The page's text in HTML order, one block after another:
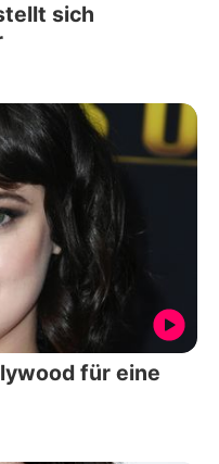
sich
für eine